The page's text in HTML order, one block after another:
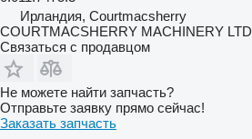
Ирландия, Courtmacsherry
COURTMACSHERRY MACHINERY LTD
Связаться с продавцом
Не можете найти запчасть?
Отправьте заявку прямо сейчас!
Заказать запчасть